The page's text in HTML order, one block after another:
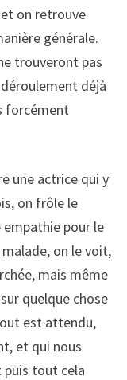
on retrouve
générale.
trouveront pas
déjà
forcément
une actrice qui y
on frôle le
empathie pour le
on le voit,
mais même
quelque chose
est attendu,
et qui nous
puis tout cela